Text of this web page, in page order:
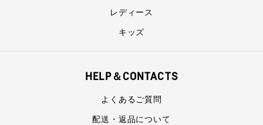
レディース
キッズ
HELP＆CONTACTS
よくあるご質問
配送・返品について